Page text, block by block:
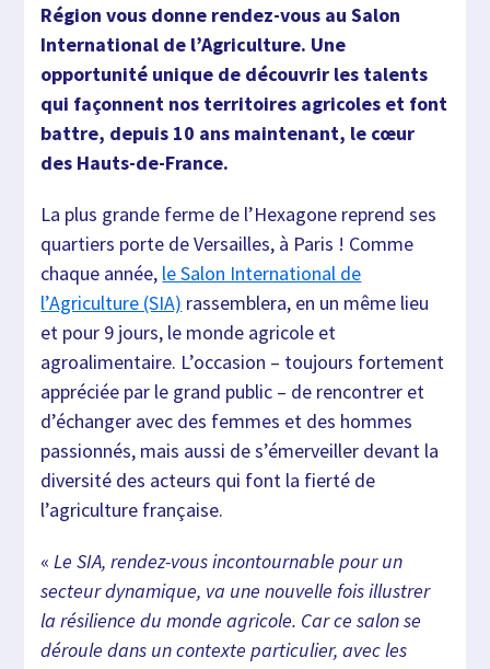
Région vous donne rendez-vous au Salon
International de l’Agriculture. Une
opportunité unique de découvrir les talents
qui façonnent nos territoires agricoles et font
battre, depuis 10 ans maintenant, le cœur
des Hauts-de-France.
La plus grande ferme de l’Hexagone reprend ses
quartiers porte de Versailles, à Paris ! Comme
chaque année, le Salon International de
l’Agriculture (SIA) rassemblera, en un même lieu
et pour 9 jours, le monde agricole et
agroalimentaire. L’occasion – toujours fortement
appréciée par le grand public – de rencontrer et
d’échanger avec des femmes et des hommes
passionnés, mais aussi de s’émerveiller devant la
diversité des acteurs qui font la fierté de
l’agriculture française.
«Le SIA, rendez-vous incontournable pour un
secteur dynamique, va une nouvelle fois illustrer
la résilience du monde agricole. Car ce salon se
déroule dans un contexte particulier, avec les